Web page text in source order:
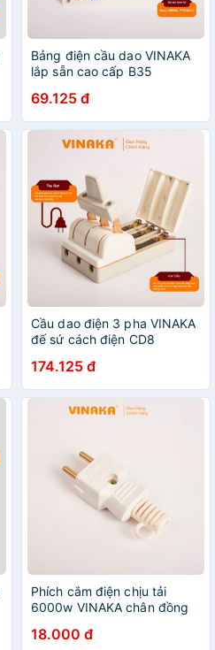
Bảng điện cầu dao VINAKA
lắp sẵn cao cấp B35
69.125 đ
Cầu dao điện 3 pha VINAKA
đế sứ cách điện CD8
174.125 đ
Phích cắm điện chịu tải
6000w VINAKA chân đồng
chịu tải PC2
18.000 đ